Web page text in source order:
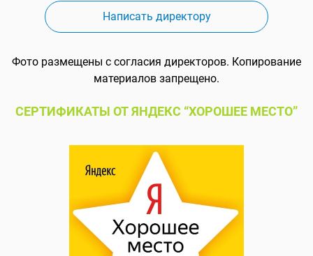
Написать директору
Фото размещены с согласия директоров. Копирование
материалов запрещено.
СЕРТИФИКАТЫ ОТ ЯНДЕКС “ХОРОШЕЕ МЕСТО”